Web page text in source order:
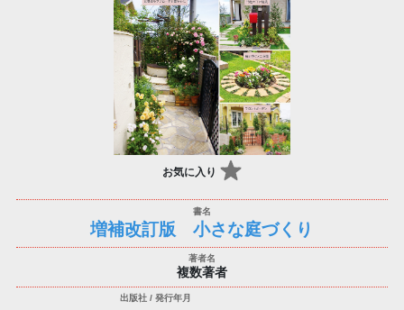
お気に入り
増補改訂版 小さな庭づくり
複数著者